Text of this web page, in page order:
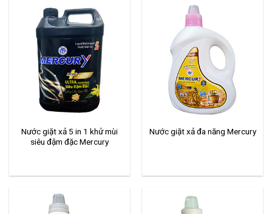
Nước giặt xả 5 in 1 khử mùi
siêu đậm đặc Mercury
Nước giặt xả đa năng Mercury